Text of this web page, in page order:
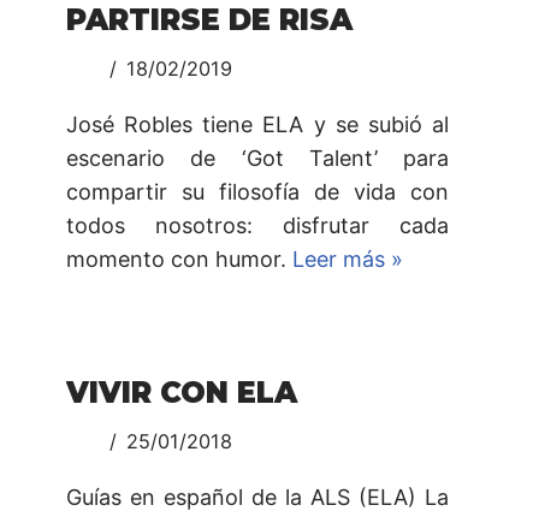
PARTIRSE DE RISA
18/02/2019
José Robles tiene ELA y se subió al
escenario de ‘Got Talent’ para
compartir su filosofía de vida con
todos nosotros: disfrutar cada
momento con humor. Leer más »
VIVIR CON ELA
25/01/2018
Guías en español de la ALS (ELA) La